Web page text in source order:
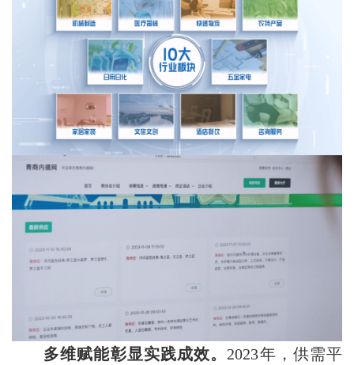
多维赋能彰显实践成效。2023年，供需平